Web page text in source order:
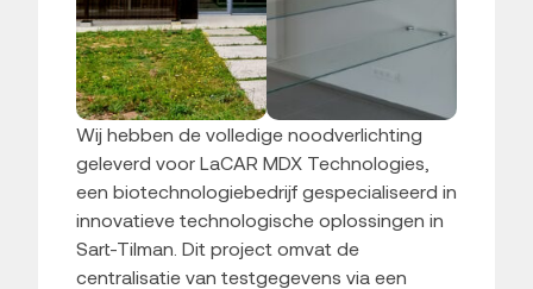
Wij hebben de volledige noodverlichting
geleverd voor LaCAR MDX Technologies,
een biotechnologiebedrijf gespecialiseerd in
innovatieve technologische oplossingen in
Sart-Tilman. Dit project omvat de
centralisatie van testgegevens via een